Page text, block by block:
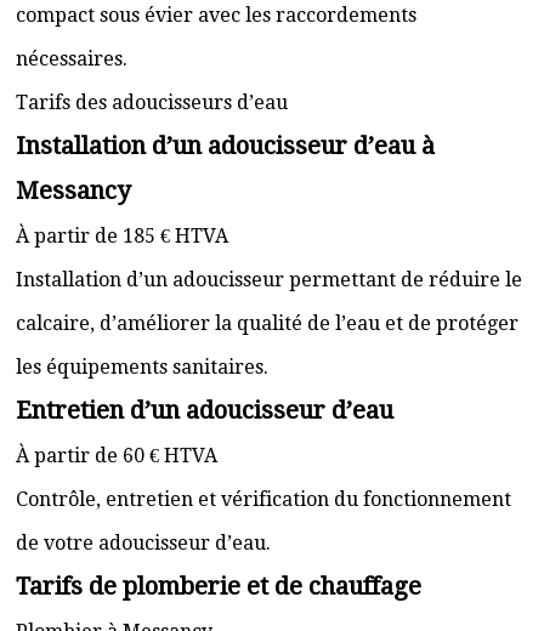
compact sous évier avec les raccordements
nécessaires.
Tarifs des adoucisseurs d’eau
Installation d’un adoucisseur d’eau à
Messancy
À partir de 185 € HTVA
Installation d’un adoucisseur permettant de réduire le
calcaire, d’améliorer la qualité de l’eau et de protéger
les équipements sanitaires.
Entretien d’un adoucisseur d’eau
À partir de 60 € HTVA
Contrôle, entretien et vérification du fonctionnement
de votre adoucisseur d’eau.
Tarifs de plomberie et de chauffage